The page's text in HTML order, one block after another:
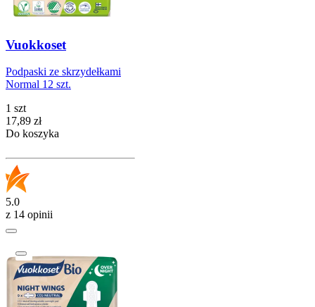
Vuokkoset
Podpaski ze skrzydełkami
Normal 12 szt.
1 szt
Cena
17,89 zł
Do koszyka
5.0
z 14 opinii